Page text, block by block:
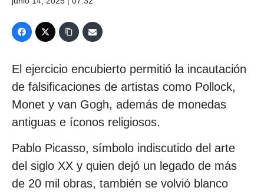
El ejercicio encubierto permitió la incautación
de falsificaciones de artistas como Pollock,
Monet y van Gogh, además de monedas
antiguas e íconos religiosos.
Pablo Picasso, símbolo indiscutido del arte
del siglo XX y quien dejó un legado de más
de 20 mil obras, también se volvió blanco